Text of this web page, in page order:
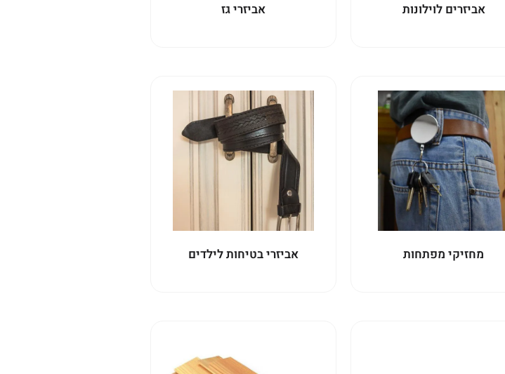
אביזרים לוילונות אביזרי גז
מחזיקי מפתחות אביזרי בטיחות לילדים